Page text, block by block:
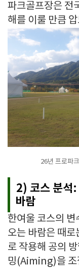
파크골프장은 전
해를 이룰 만큼
26년 프로파
2) 코스 분석:
바람
한여울 코스의 변
오는 바람은 때
로 작용해 공의
밍(Aiming)을 조